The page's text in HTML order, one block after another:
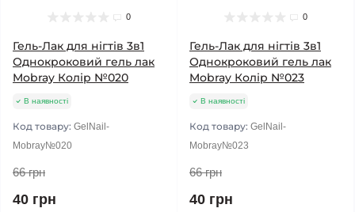
0
Гель-Лак для нігтів 3в1
Однокроковий гель лак
Mobray Колір №020
В наявності
Код товару: GelNail-
Mobray№020
66 грн
40 грн
0
Гель-Лак для нігтів 3в1
Однокроковий гель лак
Mobray Колір №023
В наявності
Код товару: GelNail-
Mobray№023
66 грн
40 грн